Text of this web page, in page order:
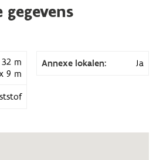
m
9 m
Annexe lokalen: Ja